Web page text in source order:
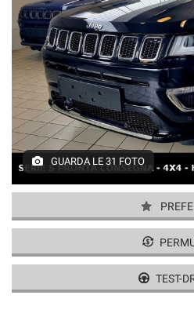
NEWS
AREA COMMERCIANTI
GUARDA LE 31 FOTO
TEST-